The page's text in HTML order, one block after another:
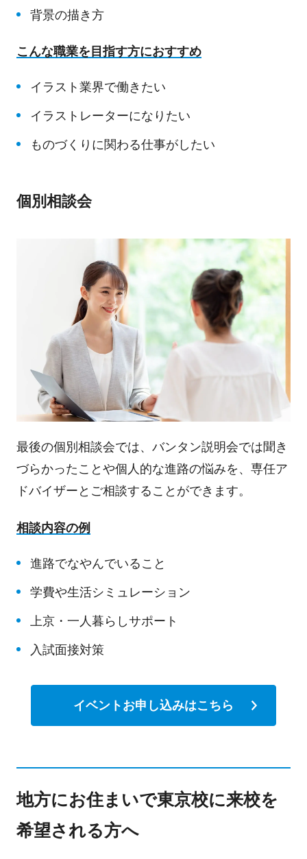
背景の描き方
こんな職業を目指す方におすすめ
イラスト業界で働きたい
イラストレーターになりたい
ものづくりに関わる仕事がしたい
個別相談会
最後の個別相談会では、バンタン説明会では聞き
づらかったことや個人的な進路の悩みを、専任ア
ドバイザーとご相談することができます。
相談内容の例
進路でなやんでいること
学費や生活シミュレーション
上京・一人暮らしサポート
入試面接対策
イベントお申し込みはこちら
地方にお住まいで東京校に来校を
希望される方へ